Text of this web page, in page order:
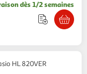
dès 1/2 semaines
HL 820VER